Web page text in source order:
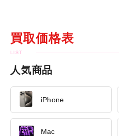
買取価格表
人気商品
iPhone
Mac